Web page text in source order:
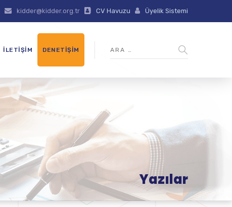
kidder@kidder.org.tr CV Havuzu Üyelik Sistemi
İLETIŞIM DENETIŞIM
Yazılar